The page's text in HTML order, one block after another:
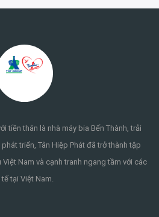
tiền thân là nhà máy bia Bến Thành, trải
triển, Tân Hiệp Phát đã trở thành tập
Nam và cạnh tranh ngang tầm với các
tại Việt Nam.